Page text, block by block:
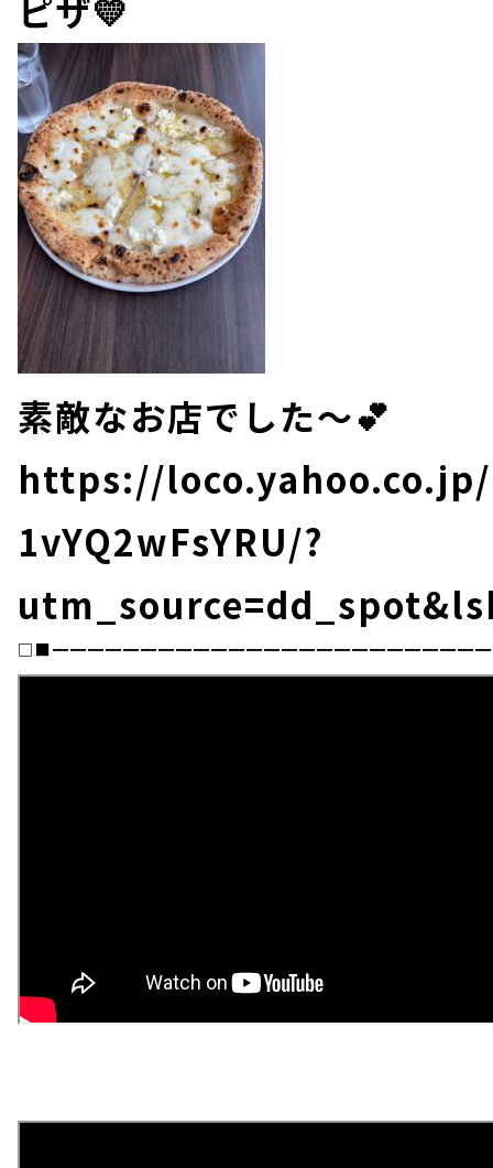
ピザ💛
素敵なお店でした～💕
https://
1vYQ2wFsYRU/?